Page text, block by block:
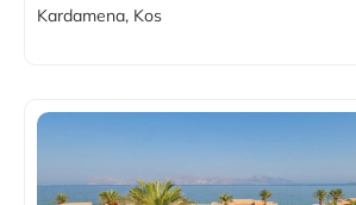
Kardamena, Kos